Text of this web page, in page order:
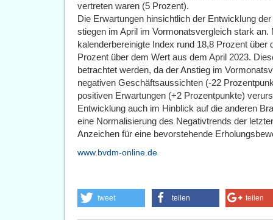
vertreten waren (5 Prozent).
Die Erwartungen hinsichtlich der Entwicklung
stiegen im April im Vormonatsvergleich stark
kalenderbereinigte Index rund 18,8 Prozent
Prozent über dem Wert aus dem April 2023.
betrachtet werden, da der Anstieg im
negativen Geschäftsaussichten (-22
positiven Erwartungen (+2 Prozentpunkte)
Entwicklung auch im Hinblick auf die anderen
eine Normalisierung des Negativtrends der
Anzeichen für eine bevorstehende
www.bvdm-online.de
tweet teilen teilen